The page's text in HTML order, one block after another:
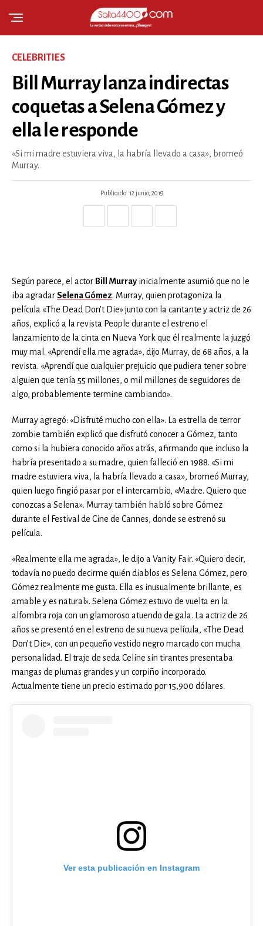
CELEBRITIES
Bill Murray lanza indirectas
coquetas a Selena Gómez y
ella le responde
«Si mi madre estuviera viva, la habría llevado a casa», bromeó
Murray.
Publicado 12 junio, 2019
Según parece, el actor Bill Murray inicialmente asumió que no le
iba agradarSelena Gómez. Murray, quien protagoniza la
película «The Dead Don’t Die» junto con la cantante y actriz de 26
años, explicó a la revista People durante el estreno el
lanzamiento de la cinta en Nueva York que él realmente la juzgó
muy mal. «Aprendí ella me agrada», dijo Murray, de 68 años, a la
revista. «Aprendí que cualquier prejuicio que pudiera tener sobre
alguien que tenía 55 millones, o mil millones de seguidores de
algo, probablemente termine cambiando».
Murray agregó: «Disfruté mucho con ella». La estrella de terror
zombie también explicó que disfrutó conocer a Gómez, tanto
como si la hubiera conocido años atrás, afirmando que incluso la
habría presentado a su madre, quien falleció en 1988. «Si mi
madre estuviera viva, la habría llevado a casa», bromeó Murray,
quien luego fingió pasar por el intercambio, «Madre. Quiero que
conozcas a Selena». Murray también habló sobre Gómez
durante el Festival de Cine de Cannes, donde se estrenó su
película.
«Realmente ella me agrada», le dijo a Vanity Fair. «Quiero decir,
todavía no puedo decirme quién diablos es Selena Gómez, pero
Gómez realmente me gusta. Ella es inusualmente brillante, es
amable y es natural». Selena Gómez estuvo de vuelta en la
alfombra roja con un glamoroso atuendo de gala. La actriz de 26
años se presentó en el estreno de su nueva película, «The Dead
Don’t Die», con un pequeño vestido negro marcado con mucha
personalidad. El traje de seda Celine sin tirantes presentaba
mangas de plumas grandes y un corpiño incorporado.
Actualmente tiene un precio estimado por 15,900 dólares.
Ver esta publicación en Instagram